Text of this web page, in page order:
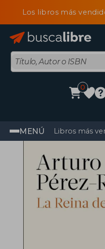
Los libros más
0
MENÚ Libros más